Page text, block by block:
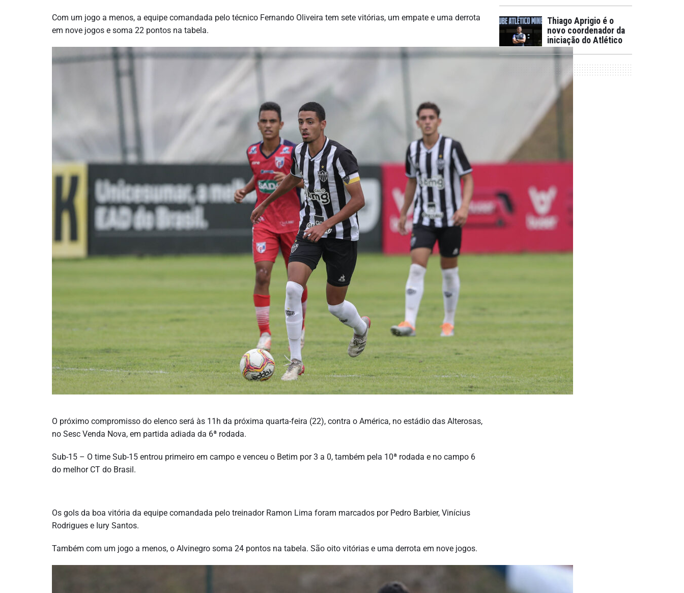
Com um jogo a menos, a equipe comandada pelo técnico Fernando Oliveira tem sete vitórias, um empate e uma derrota
em nove jogos e soma 22 pontos na tabela.
O próximo compromisso do elenco será às 11h da próxima quarta-feira (22), contra o América, no estádio das Alterosas,
no Sesc Venda Nova, em partida adiada da 6ª rodada.
Sub-15 – O time Sub-15 entrou primeiro em campo e venceu o Betim por 3 a 0, também pela 10ª rodada e no campo 6
do melhor CT do Brasil.
Os gols da boa vitória da equipe comandada pelo treinador Ramon Lima foram marcados por Pedro Barbier, Vinícius
Rodrigues e Iury Santos.
Também com um jogo a menos, o Alvinegro soma 24 pontos na tabela. São oito vitórias e uma derrota em nove jogos.
Thiago Aprigio é o
novo coordenador da
iniciação do Atlético